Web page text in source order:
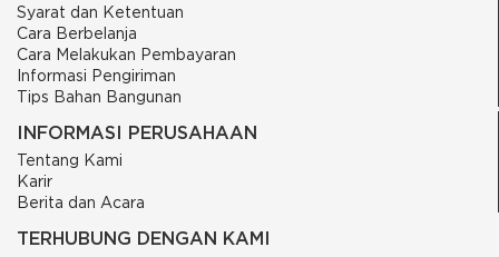
Syarat dan Ketentuan
Cara Berbelanja
Cara Melakukan Pembayaran
Informasi Pengiriman
Tips Bahan Bangunan
INFORMASI PERUSAHAAN
Tentang Kami
Karir
Berita dan Acara
TERHUBUNG DENGAN KAMI